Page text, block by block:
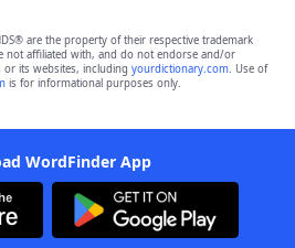
are the property of their respective trademark
not affiliated with, and do not endorse and/or
its websites, including yourdictionary.com. Use of
is for informational purposes only.
WordFinder App